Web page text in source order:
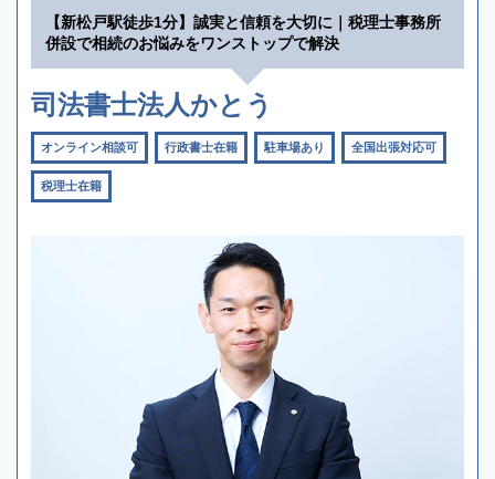
【新松戸駅徒歩1分】誠実と信頼を大切に｜税理士事務所
併設で相続のお悩みをワンストップで解決
司法書士法人かとう
オンライン相談可 行政書士在籍 駐車場あり 全国出張対応可
税理士在籍